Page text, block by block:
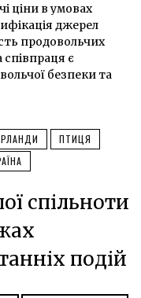
ціни в умовах
джерел
продовольчих
співпраця є
безпеки та
ПТИЦЯ
спільноти
подій